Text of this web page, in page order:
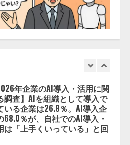
公開 「もしAIが自分を分析し
、すぐ休めと言われる自信が
」「昨年の夏はカブトムシを
えたり、虫と戦ったり…」
、MCP接続機能を強化
AIから設定操作できる機能を
年企業のAI導入・活用に関
調査】AIを組織として導入で
いる企業は26.8％。AI導入企
68.0％が、自社でのAI導入・
は「上手くいっている」と回